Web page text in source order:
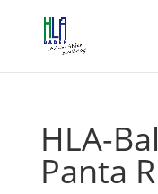
HLA-
Panta